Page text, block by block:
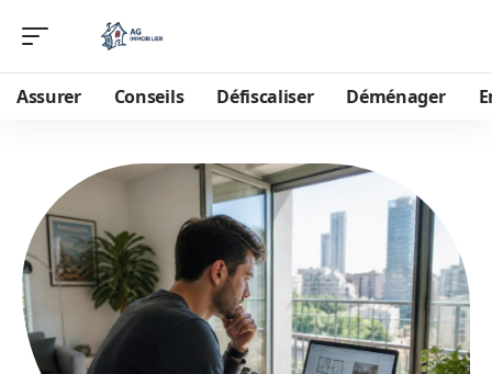
Assurer Conseils Défiscaliser Déménager